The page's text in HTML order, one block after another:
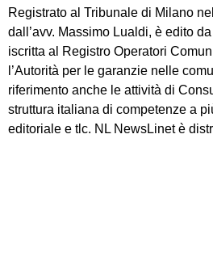
Registrato al Tribunale di Milano
dall’avv. Massimo Lualdi, è edito
iscritta al Registro Operatori
l’Autorità per le garanzie nelle
riferimento anche le attività di
struttura italiana di competenze a
editoriale e tlc. NL NewsLinet è